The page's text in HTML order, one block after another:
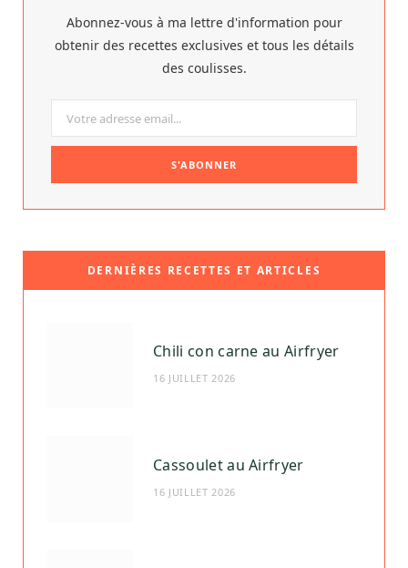
Abonnez-vous à ma lettre d'information pour
obtenir des recettes exclusives et tous les détails
des coulisses.
DERNIÈRES RECETTES ET ARTICLES
Chili con carne au Airfryer
16 JUILLET 2026
Cassoulet au Airfryer
16 JUILLET 2026